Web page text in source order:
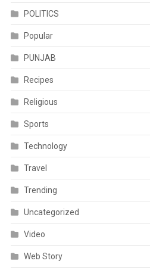
POLITICS
Popular
PUNJAB
Recipes
Religious
Sports
Technology
Travel
Trending
Uncategorized
Video
Web Story